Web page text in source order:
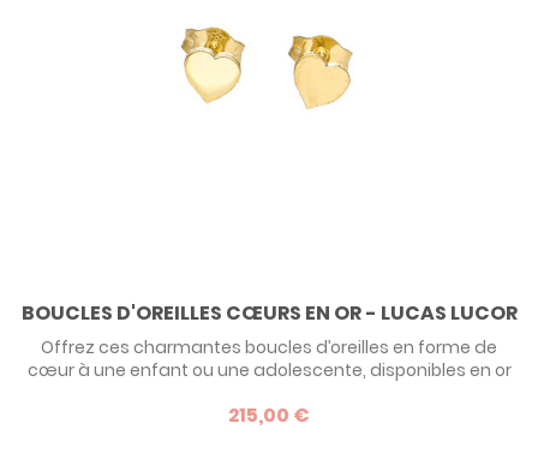
BOUCLES D'OREILLES CŒURS EN OR - LUCAS LUCOR
Offrez ces charmantes boucles d’oreilles en forme de
cœur à une enfant ou une adolescente, disponibles en or
symbolique, parfait pour un anniversaire, une communion
215,00 €